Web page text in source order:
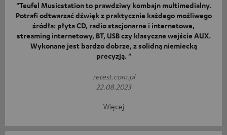
"Teufel Musicstation to prawdziwy kombajn multimedialny.
Potrafi odtwarzać dźwięk z praktycznie każdego możliwego
źródła: płyta CD, radio stacjonarne i internetowe,
streaming internetowy, BT, USB czy klasyczne wejście AUX.
Wykonane jest bardzo dobrze, z solidną niemiecką
precyzją. "
retest.com.pl
22.08.2023
Więcej